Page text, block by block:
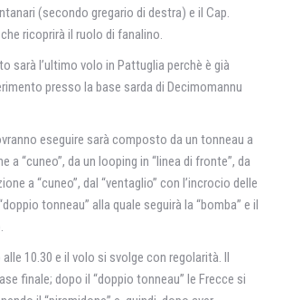
(secondo gregario di destra) e il Cap.
ricoprirà il ruolo di fanalino.
sarà l’ultimo volo in Pattuglia perchè è già
presso la base sarda di Decimomannu
eseguire sarà composto da un tonneau a
a “cuneo”, da un looping in “linea di fronte”, da
a “cuneo”, dal “ventaglio” con l’incrocio delle
tonneau” alla quale seguirà la “bomba” e il
10.30 e il volo si svolge con regolarità. Il
finale; dopo il “doppio tonneau” le Frecce si